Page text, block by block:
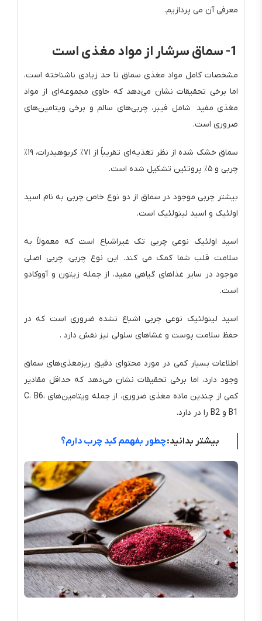
معرفی آن می پردازیم.
1- سماق سرشار از مواد مغذی است
مشخصات کامل مواد مغذی سماق تا حد زیادی ناشناخته است،
اما برخی تحقیقات نشان می‌دهد که حاوی مجموعه‌ای از مواد
مغذی مفید شامل فیبر، چربی‌های سالم و برخی ویتامین‌های
ضروری است.
سماق خشک شده از نظر تغذیه‌ای تقریباً از ۷۱٪ کربوهیدرات، ۱۹٪
چربی و ۵٪ پروتئین تشکیل شده است.
بیشتر چربی موجود در سماق از دو نوع خاص چربی به نام اسید
اولئیک و اسید لینولئیک است.
اسید اولئیک نوعی چربی تک غیراشباع است که معمولاً به
سلامت قلب شما کمک می کند. این نوع چربی، چربی اصلی
موجود در سایر غذاهای گیاهی مفید، از جمله زیتون و آووکادو
است.
اسید لینولئیک نوعی چربی اشباع نشده ضروری است که در
حفظ سلامت پوست و غشاهای سلولی نیز نقش دارد .
اطلاعات بسیار کمی در مورد محتوای دقیق ریزمغذی‌های سماق
وجود دارد، اما برخی تحقیقات نشان می‌دهد که حداقل مقادیر
کمی از چندین ماده مغذی ضروری، از جمله ویتامین‌های C، B6،
B1 و B2 را در دارد.
بیشتر بدانید:چطور بفهمم کبد چرب دارم؟